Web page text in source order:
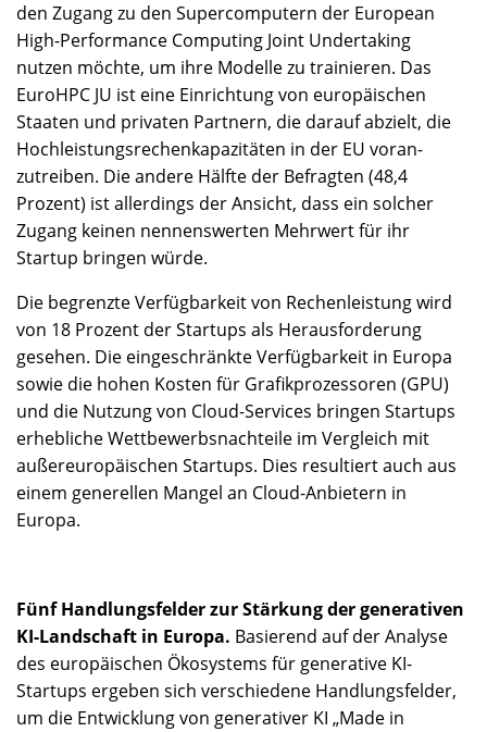
den Zugang zu den Supercomputern der European
High-Performance Computing Joint Undertaking
nutzen möchte, um ihre Modelle zu trainieren. Das
EuroHPC JU ist eine Einrichtung von europäischen
Staaten und privaten Partnern, die darauf abzielt, die
Hochleistungsrechenkapazitäten in der EU voran­
zutreiben. Die andere Hälfte der Befragten (48,4
Prozent) ist allerdings der Ansicht, dass ein solcher
Zugang keinen nennenswerten Mehrwert für ihr
Startup bringen würde.
Die begrenzte Verfügbarkeit von Rechenleistung wird
von 18 Prozent der Startups als Herausforderung
gesehen. Die eingeschränkte Verfügbarkeit in Europa
sowie die hohen Kosten für Grafikprozessoren (GPU)
und die Nutzung von Cloud-Services bringen Startups
erhebliche Wettbewerbsnachteile im Vergleich mit
außereuropäischen Startups. Dies resultiert auch aus
einem generellen Mangel an Cloud-Anbietern in
Europa.
Fünf Handlungsfelder zur Stärkung der generativen
KI-Landschaft in Europa. Basierend auf der Analyse
des europäischen Ökosystems für generative KI-
Startups ergeben sich verschiedene Handlungsfelder,
um die Entwicklung von generativer KI „Made in